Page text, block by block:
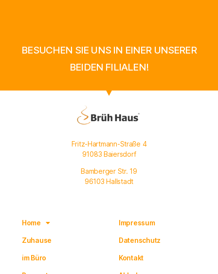
BESUCHEN SIE UNS IN EINER UNSERER
BEIDEN FILIALEN!
Fritz-Hartmann-Straße 4
91083 Baiersdorf
Bamberger Str. 19
96103 Hallstadt
Navigation
Home
Zuhause
im Büro
Rechtliches
Impressum
Datenschutz
Kontakt